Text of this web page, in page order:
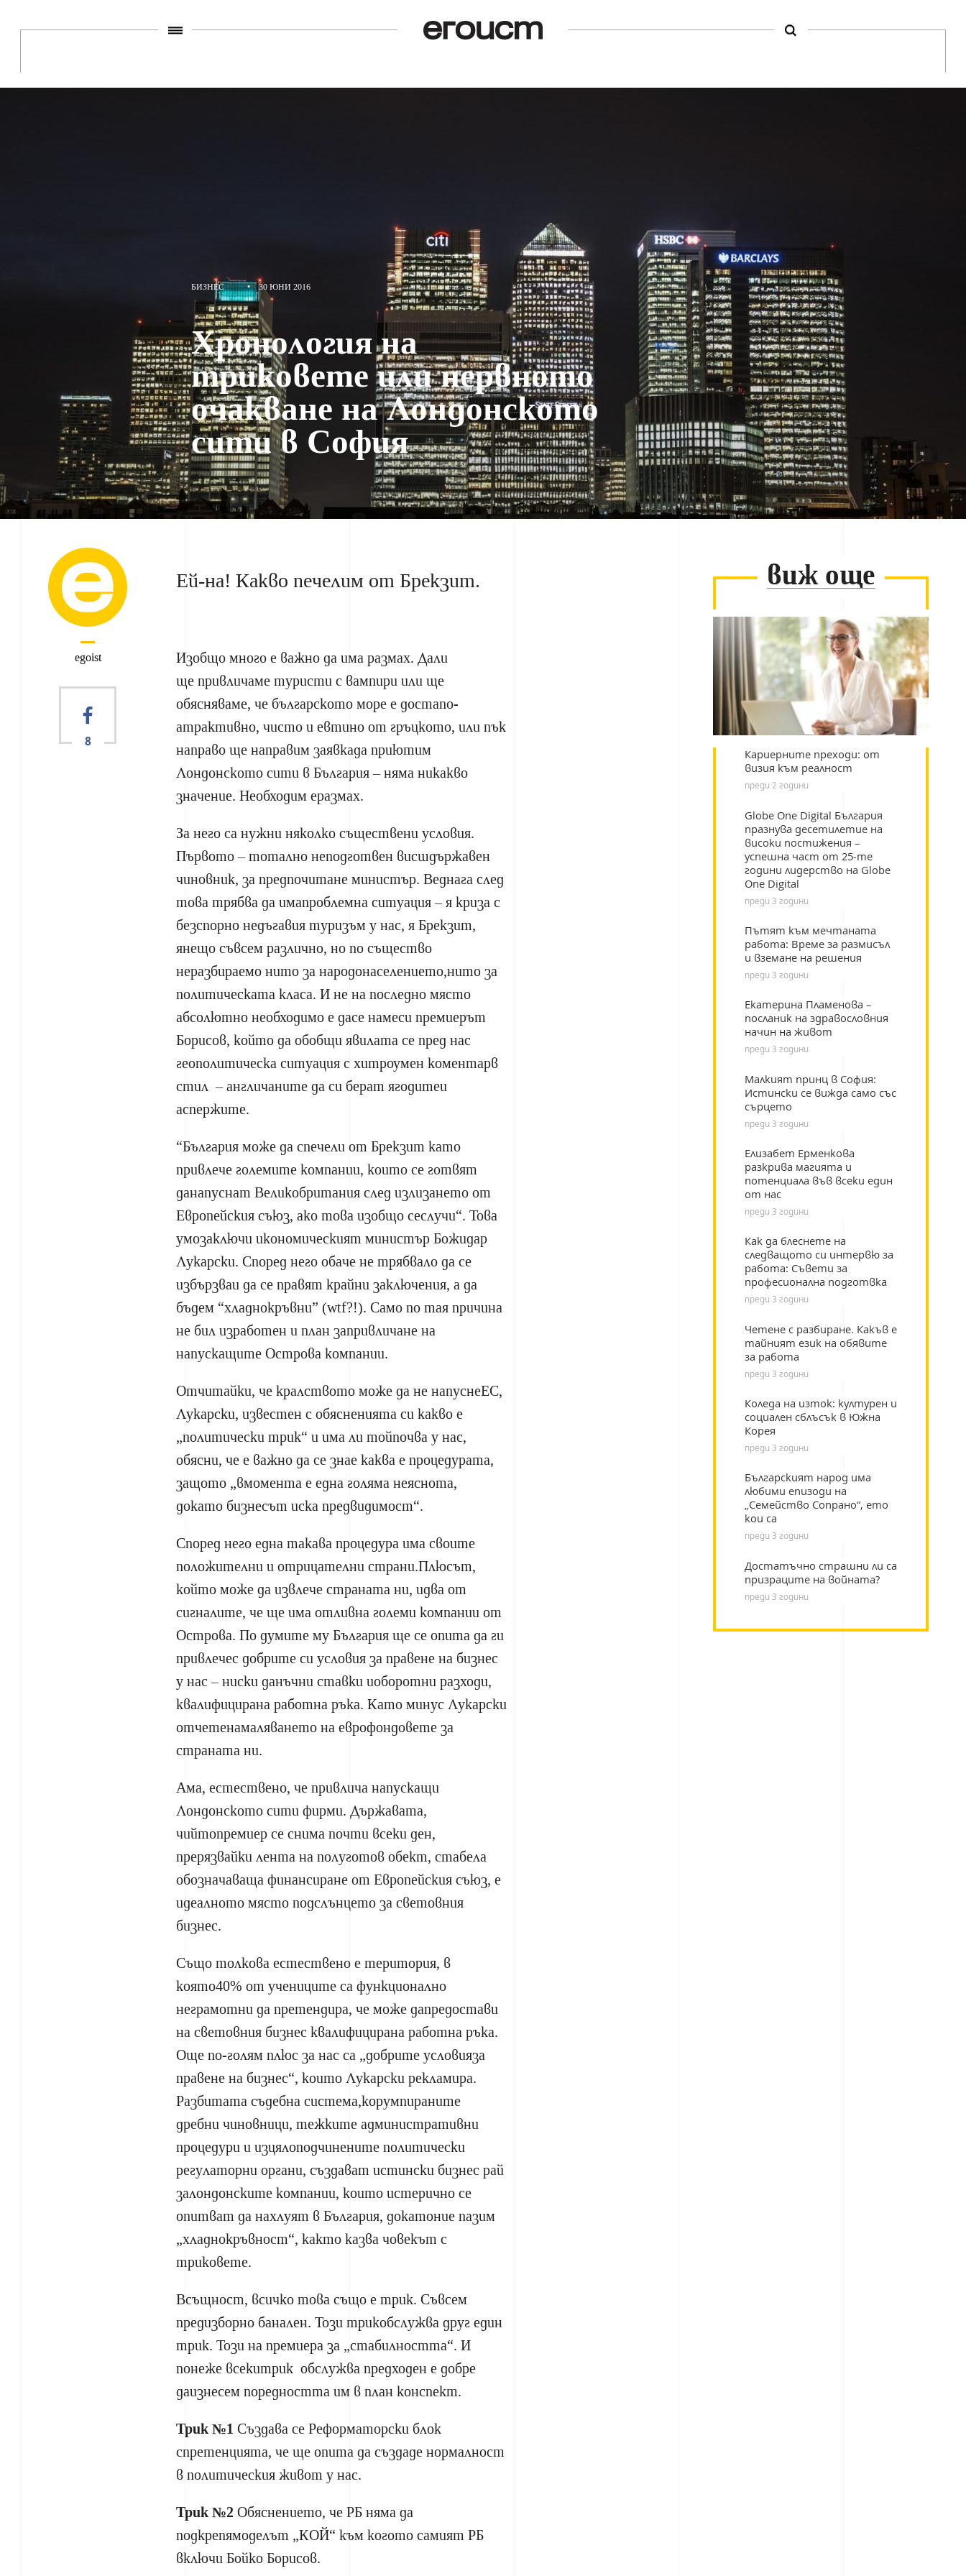
БИЗНЕС • 30 ЮНИ 2016
Хронология на
триковете или нервното
очакване на Лондонското
сити в София
egoist
8
Ей-на! Какво печелим от Брекзит.
Изобщо много е важно да има размах. Дали
ще привличаме туристи с вампири или ще
обясняваме, че българското море е достапо-
атрактивно, чисто и евтино от гръцкото, или пък
направо ще направим заявкада приютим
Лондонското сити в България – няма никакво
значение. Необходим еразмах.
За него са нужни няколко съществени условия.
Първото – тотално неподготвен висшдържавен
чиновник, за предпочитане министър. Веднага след
това трябва да имапроблемна ситуация – я криза с
безспорно недъгавия туризъм у нас, я Брекзит,
янещо съвсем различно, но по същество
неразбираемо нито за народонаселението,нито за
политическата класа. И не на последно място
абсолютно необходимо е дасе намеси премиерът
Борисов, който да обобщи явилата се пред нас
геополитическа ситуация с хитроумен коментарв
стил – англичаните да си берат ягодитеи
аспержите.
“България може да спечели от Брекзит като
привлече големите компании, които се готвят
данапуснат Великобритания след излизането от
Европейския съюз, ако това изобщо сеслучи“. Това
умозаключи икономическият министър Божидар
Лукарски. Според него обаче не трябвало да се
избързваи да се правят крайни заключения, а да
бъдем “хладнокръвни” (wtf?!). Само по тая причина
не бил изработен и план запривличане на
напускащите Острова компании.
Отчитайки, че кралството може да не напуснеЕС,
Лукарски, известен с обясненията си какво е
„политически трик“ и има ли тойпочва у нас,
обясни, че е важно да се знае каква е процедурата,
защото „вмомента е една голяма неяснота,
докато бизнесът иска предвидимост“.
Според него една такава процедура има своите
положителни и отрицателни страни.Плюсът,
който може да извлече страната ни, идва от
сигналите, че ще има отливна големи компании от
Острова. По думите му България ще се опита да ги
привлечес добрите си условия за правене на бизнес
у нас – ниски данъчни ставки иоборотни разходи,
квалифицирана работна ръка. Като минус Лукарски
отчетенамаляването на еврофондовете за
страната ни.
Ама, естествено, че привлича напускащи
Лондонското сити фирми. Държавата,
чийтопремиер се снима почти всеки ден,
прерязвайки лента на полуготов обект, стабела
обозначаваща финансиране от Европейския съюз, е
идеалното място подслънцето за световния
бизнес.
Също толкова естествено е територия, в
която40% от учениците са функционално
неграмотни да претендира, че може дапредостави
на световния бизнес квалифицирана работна ръка.
Още по-голям плюс за нас са „добрите условияза
правене на бизнес“, които Лукарски рекламира.
Разбитата съдебна система,корумпираните
дребни чиновници, тежките административни
процедури и изцялоподчинените политически
регулаторни органи, създават истински бизнес рай
залондонските компании, които истерично се
опитват да нахлуят в България, докатоние пазим
„хладнокръвност“, както казва човекът с
триковете.
Всъщност, всичко това също е трик. Съвсем
предизборно банален. Този трикобслужва друг един
трик. Този на премиера за „стабилността“. И
понеже всекитрик обслужва предходен е добре
даизнесем поредността им в план конспект.
Трик №1 Създава се Реформаторски блок
спретенцията, че ще опита да създаде нормалност
в политическия живот у нас.
Трик №2Обяснението, че РБ няма да
подкрепямоделът „КОЙ“ към когото самият РБ
включи Бойко Борисов.
виж още
Кариерните преходи: от
визия към реалност
преди 2 години
Globe One Digital България
празнува десетилетие на
високи постижения –
успешна част от 25-те
години лидерство на Globe
One Digital
преди 3 години
Пътят към мечтаната
работа: Време за размисъл
и вземане на решения
преди 3 години
Екатерина Пламенова –
посланик на здравословния
начин на живот
преди 3 години
Малкият принц в София:
Истински се вижда само със
сърцето
преди 3 години
Елизабет Ерменкова
разкрива магията и
потенциала във всеки един
от нас
преди 3 години
Как да блеснете на
следващото си интервю за
работа: Съвети за
професионална подготвка
преди 3 години
Четене с разбиране. Какъв е
тайният език на обявите
за работа
преди 3 години
Коледа на изток: културен и
социален сблъсък в Южна
Корея
преди 3 години
Българският народ има
любими епизоди на
„Семейство Сопрано“, ето
кои са
преди 3 години
Достатъчно страшни ли са
призраците на войната?
преди 3 години